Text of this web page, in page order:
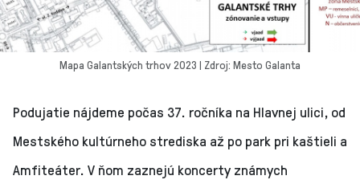
Mapa Galantských trhov 2023 | Zdroj: Mesto Galanta
Podujatie nájdeme počas 37. ročníka na Hlavnej ulici, od
Mestského kultúrneho strediska až po park pri kaštieli a
Amfiteáter. V ňom zaznejú koncerty známych